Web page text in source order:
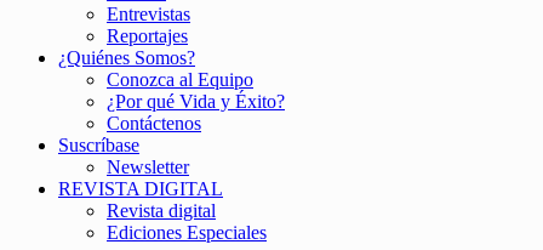
Entrevistas
Reportajes
¿Quiénes Somos?
Conozca al Equipo
¿Por qué Vida y Éxito?
Contáctenos
Suscríbase
Newsletter
REVISTA DIGITAL
Revista digital
Ediciones Especiales